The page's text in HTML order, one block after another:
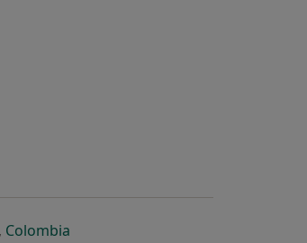
v nové záložce
otevře v nové záložce
, Colombiase otevře v nové záložce